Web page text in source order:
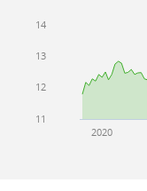
2020
11
12
13
14